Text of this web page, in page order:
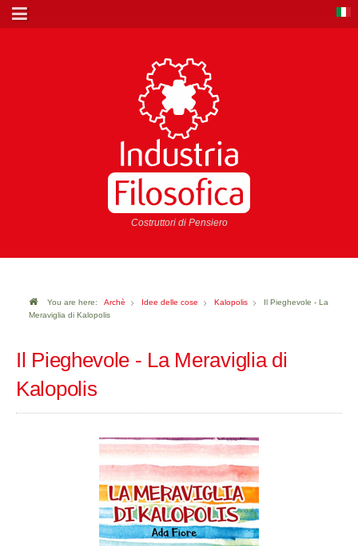
Costruttori di Pensiero
You are here: Archè Idee delle cose Kalopolis
Il Pieghevole - La
Meraviglia di Kalopolis
Il Pieghevole - La Meraviglia di
Kalopolis